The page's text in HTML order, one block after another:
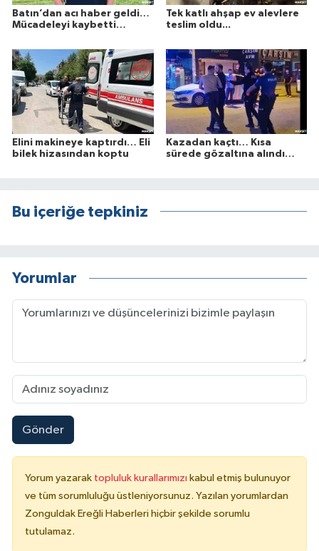
Batın’dan acı haber geldi…
Mücadeleyi kaybetti…
Tek katlı ahşap ev alevlere
teslim oldu...
Elini makineye kaptırdı… Eli
bilek hizasından koptu
Kazadan kaçtı… Kısa
sürede gözaltına alındı…
Bu içeriğe tepkiniz
Yorumlar
Gönder
Yorum yazarak topluluk kurallarımızı kabul etmiş bulunuyor
ve tüm sorumluluğu üstleniyorsunuz. Yazılan yorumlardan
Zonguldak Ereğli Haberleri hiçbir şekilde sorumlu
tutulamaz.